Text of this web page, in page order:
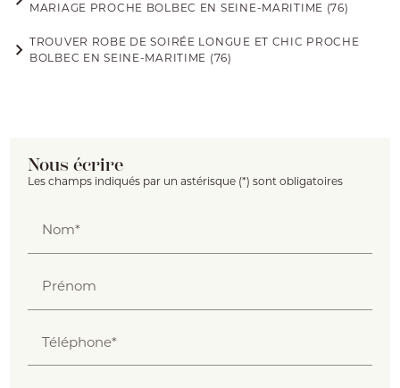
MARIAGE PROCHE BOLBEC EN SEINE-MARITIME (76)
TROUVER ROBE DE SOIRÉE LONGUE ET CHIC PROCHE
BOLBEC EN SEINE-MARITIME (76)
Nous écrire
Les champs indiqués par un astérisque (*) sont obligatoires
Nom*
Prénom
Téléphone*